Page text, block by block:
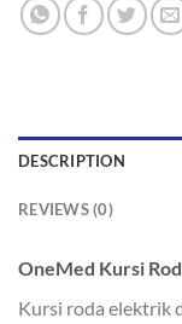
DESCRIPTION
REVIEWS (0)
OneMed Kursi
Kursi roda elektrik